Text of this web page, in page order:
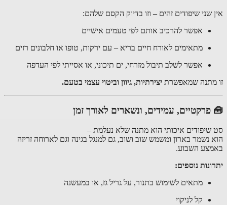
אין שני שיפודים זהים – וזו בדיוק הקסם שלהם:
אפשר להרכיב אותם לפי טעמים אישיים
מתאימים לאורח חיים בריא – עם ירקות, טופו או חלבונים רזים
אפשר לשלב תיבול מזרחי, ים תיכוני, או אסייתי לפי העדפה
זו מתנה שמאפשרת יצירתיות, גיוון וביטוי עצמי בטעם.
🧰 פרקטיים, עמידים, ונשארים לאורך זמן
סט שיפודים איכותי הוא מתנה שלא נעלמת –
הוא נשמר בארון ומשמש שוב ושוב, גם למנגל בגינה וגם לארוחה זריזה
באמצע השבוע.
יתרונות נוספים:
מתאים לשימוש בתנור, על גריל גז, או במעשנה
קל לניקוי